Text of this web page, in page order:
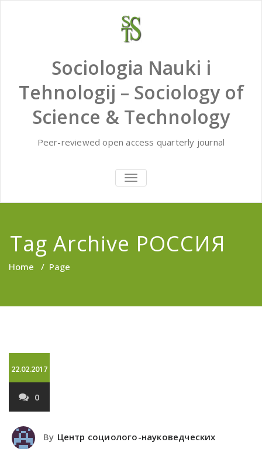
Sociologia Nauki i
Tehnologij – Sociology of
Science & Technology
Peer-reviewed open access quarterly journal
TOGGLE
NAVIGATION
Tag Archive РОССИЯ
Home / Page
22.02.2017
0
By Центр социолого-науковедческих